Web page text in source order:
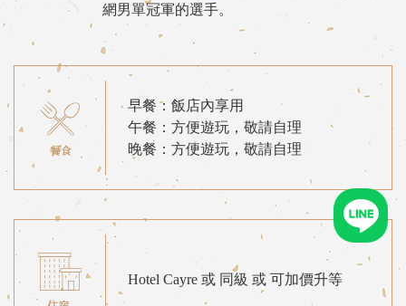
網男單冠軍的選手。
早餐：飯店內享用
午餐：方便遊玩，敬請自理
晚餐：方便遊玩，敬請自理
Hotel Cayre 或 同級 或 可加價升等